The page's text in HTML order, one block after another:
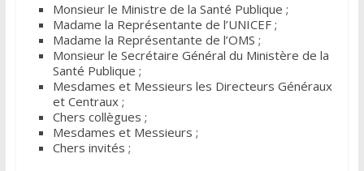
Monsieur le Ministre de la Santé Publique ;
Madame la Représentante de l’UNICEF ;
Madame la Représentante de l’OMS ;
Monsieur le Secrétaire Général du Ministère de la
Santé Publique ;
Mesdames et Messieurs les Directeurs Généraux
et Centraux ;
Chers collègues ;
Mesdames et Messieurs ;
Chers invités ;